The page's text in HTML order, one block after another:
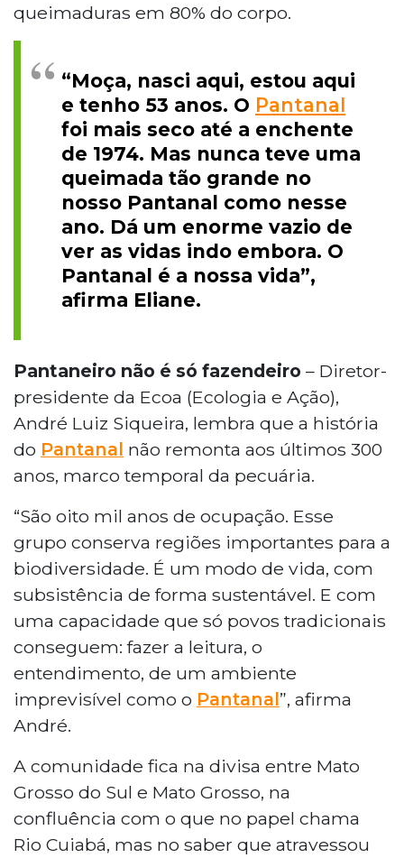
queimaduras em 80% do corpo.
“Moça, nasci aqui, estou aqui
e tenho 53 anos. O Pantanal
foi mais seco até a enchente
de 1974. Mas nunca teve uma
queimada tão grande no
nosso Pantanal como nesse
ano. Dá um enorme vazio de
ver as vidas indo embora. O
Pantanal é a nossa vida”,
afirma Eliane.
Pantaneiro não é só fazendeiro – Diretor-
presidente da Ecoa (Ecologia e Ação),
André Luiz Siqueira, lembra que a história
do Pantanal não remonta aos últimos 300
anos, marco temporal da pecuária.
“São oito mil anos de ocupação. Esse
grupo conserva regiões importantes para a
biodiversidade. É um modo de vida, com
subsistência de forma sustentável. E com
uma capacidade que só povos tradicionais
conseguem: fazer a leitura, o
entendimento, de um ambiente
imprevisível como o Pantanal”, afirma
André.
A comunidade fica na divisa entre Mato
Grosso do Sul e Mato Grosso, na
confluência com o que no papel chama
Rio Cuiabá, mas no saber que atravessou